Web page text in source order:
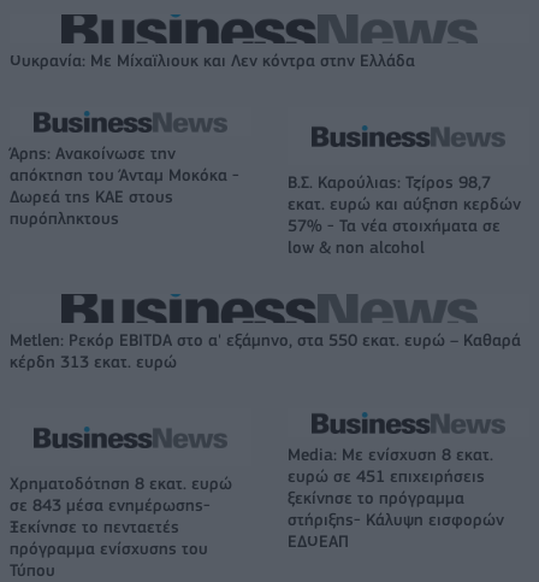
Ουκρανία: Με Μίχαϊλιουκ και Λεν κόντρα στην Ελλάδα
Άρης: Ανακοίνωσε την
απόκτηση του Άνταμ Μοκόκα -
Δωρεά της ΚΑΕ στους
πυρόπληκτους
Β.Σ. Καρούλιας: Τζίρος 98,7
εκατ. ευρώ και αύξηση κερδών
57% - Τα νέα στοιχήματα σε
low & non alcohol
Metlen: Ρεκόρ EBITDA στο α' εξάμηνο, στα 550 εκατ. ευρώ – Καθαρά
κέρδη 313 εκατ. ευρώ
Χρηματοδότηση 8 εκατ. ευρώ
σε 843 μέσα ενημέρωσης-
Ξεκίνησε το πενταετές
πρόγραμμα ενίσχυσης του
Τύπου
Media: Με ενίσχυση 8 εκατ.
ευρώ σε 451 επιχειρήσεις
ξεκίνησε το πρόγραμμα
στήριξης- Κάλυψη εισφορών
ΕΔΟΕΑΠ